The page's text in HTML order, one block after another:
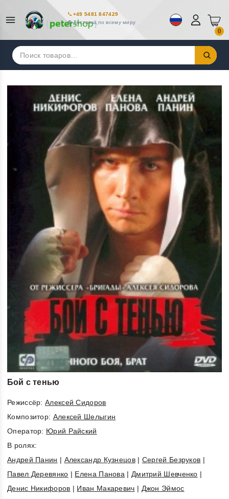
+49 5481 847429
Доставка по всему миру
0
Искать:
Бой с тенью
Режиссёр:Алексей Сидоров
Композитор: Алексей Шелыгин
Оператор: Юрий Райский
В ролях:
Андрей Панин | Александр Кузнецов| Сергей Безруков |
Павел Деревянко | Елена Панова | Дмитрий Шевченко |
Денис Никифоров | Иван Макаревич | Джон Эймос